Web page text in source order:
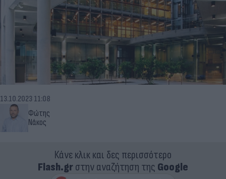
Φώτης
Νάκος
13.10.2023 11:08
Κάνε κλικ και δες περισσότερο
Flash.grστην αναζήτηση της Google